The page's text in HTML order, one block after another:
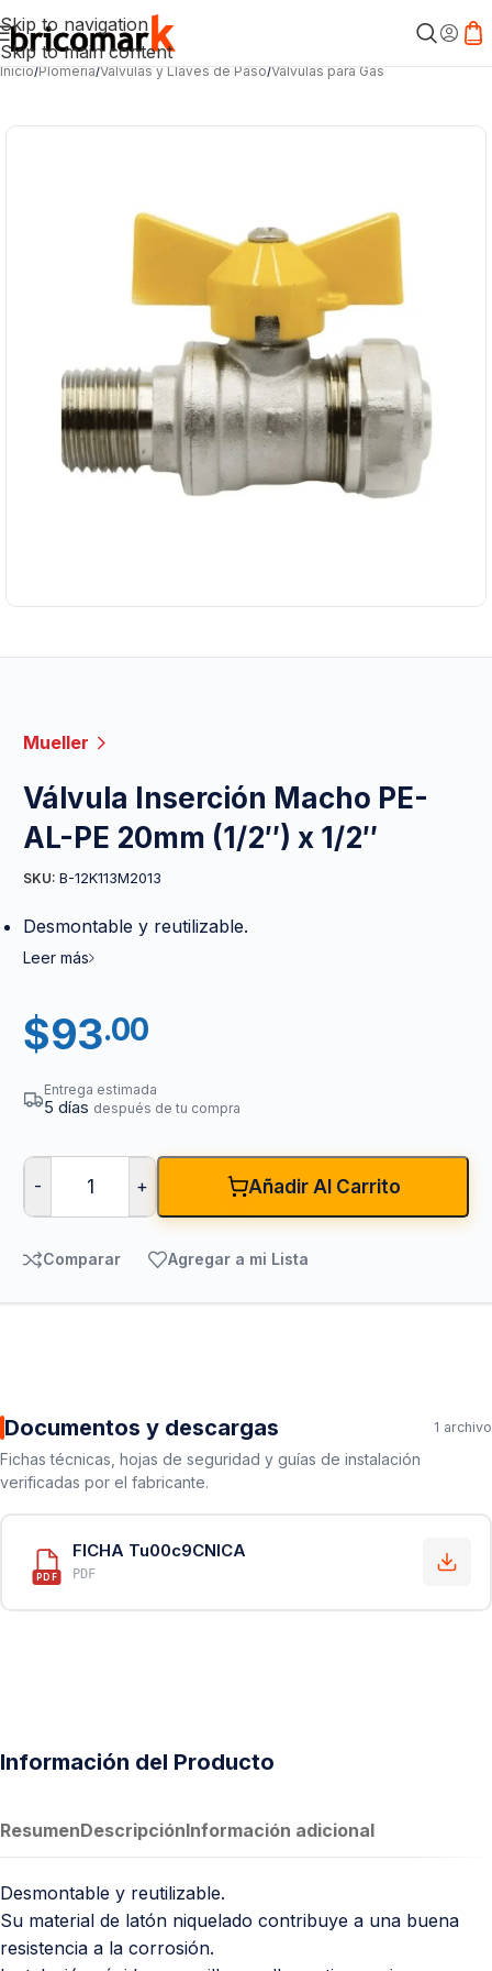
Skip to navigation
Skip to main content
Inicio/Plomería/Válvulas y Llaves de Paso/Válvulas para Gas
Mueller
Válvula Inserción Macho PE-
AL-PE 20mm (1/2″) x 1/2″
SKU: B-12K113M2013
Desmontable y reutilizable.
Leer más
$93.00
Entrega estimada
5 días después de tu compra
- + Añadir Al Carrito
Comparar Agregar a mi Lista
Documentos y descargas 1 archivo
Fichas técnicas, hojas de seguridad y guías de instalación
verificadas por el fabricante.
PDF
FICHA Tu00c9CNICA
PDF
Información del Producto
ResumenDescripciónInformación adicional
Desmontable y reutilizable.
Su material de latón niquelado contribuye a una buena
resistencia a la corrosión.